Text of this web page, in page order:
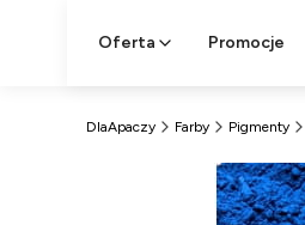
Oferta Promocje
DlaApaczy Farby Pigmenty